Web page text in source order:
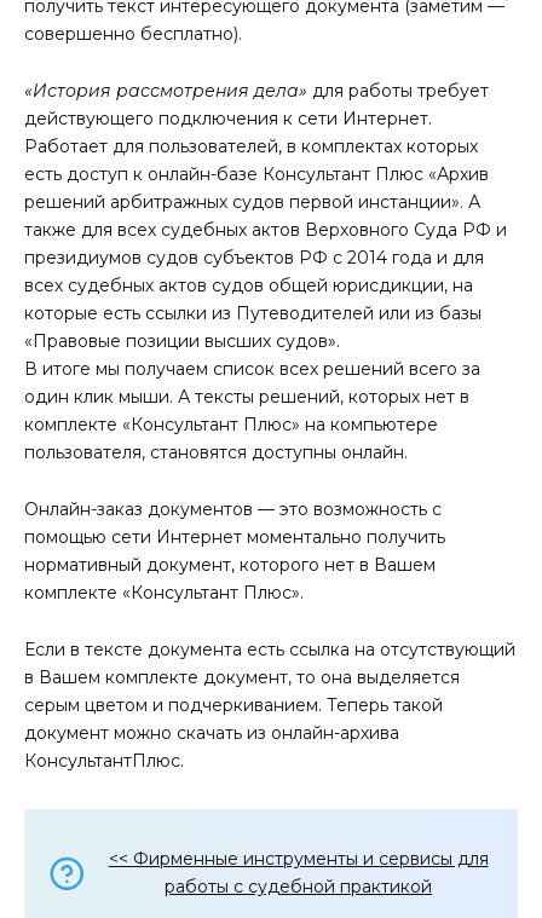
получить текст интересующего документа (заметим —
совершенно бесплатно).
«История рассмотрения дела» для работы требует
действующего подключения к сети Интернет.
Работает для пользователей, в комплектах которых
есть доступ к онлайн-базе Консультант Плюс «Архив
решений арбитражных судов первой инстанции». А
также для всех судебных актов Верховного Суда РФ и
президиумов судов субъектов РФ с 2014 года и для
всех судебных актов судов общей юрисдикции, на
которые есть ссылки из Путеводителей или из базы
«Правовые позиции высших судов».
В итоге мы получаем список всех решений всего за
один клик мыши. А тексты решений, которых нет в
комплекте «Консультант Плюс» на компьютере
пользователя, становятся доступны онлайн.
Онлайн-заказ документов — это возможность с
помощью сети Интернет моментально получить
нормативный документ, которого нет в Вашем
комплекте «Консультант Плюс».
Если в тексте документа есть ссылка на отсутствующий
в Вашем комплекте документ, то она выделяется
серым цветом и подчеркиванием. Теперь такой
документ можно скачать из онлайн-архива
КонсультантПлюс.
<< Фирменные инструменты и сервисы для
работы с судебной практикой